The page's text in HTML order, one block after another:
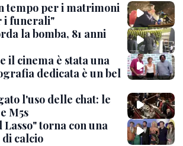
tempo per i matrimoni
i funerali"
la bomba, 81 anni
il cinema è stata una
dedicata è un bel
l'uso delle chat: le
M5s
Lasso" torna con una
calcio